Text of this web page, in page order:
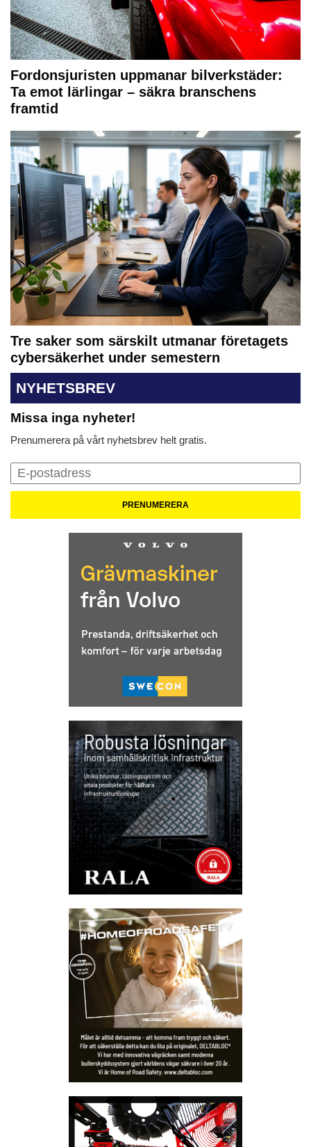
Fordonsjuristen uppmanar bilverkstäder:
Ta emot lärlingar – säkra branschens
framtid
Tre saker som särskilt utmanar företagets
cybersäkerhet under semestern
NYHETSBREV
Missa inga nyheter!
Prenumerera på vårt nyhetsbrev helt gratis.